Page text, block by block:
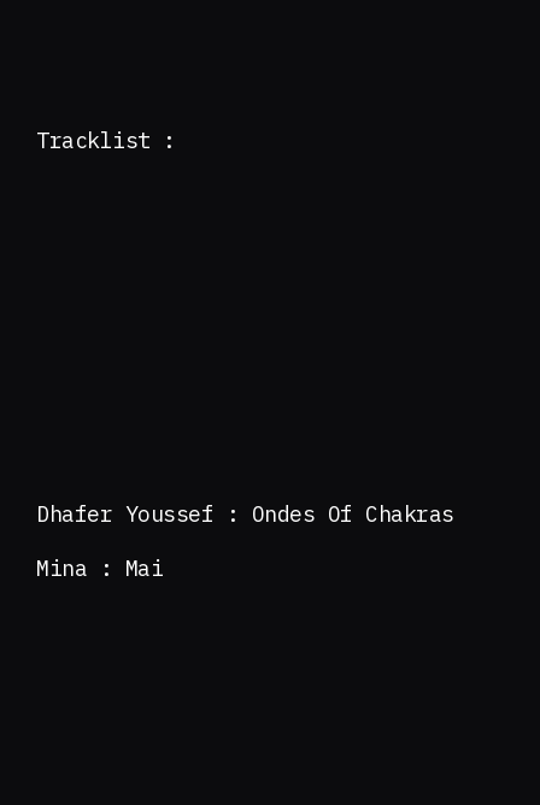
Tracklist :
Dhafer Youssef : Ondes Of Chakras
Mina : Mai